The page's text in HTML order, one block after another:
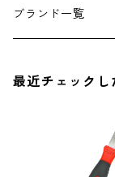
アンダーウェア
エアーフレッシュ
ブランド一覧
最近チェックし